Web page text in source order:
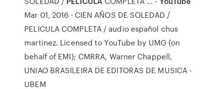
Mar 01, 2016 · CIEN AÑOS DE SOLEDAD /
PELICULA COMPLETA / audio español chus
martinez. Licensed to YouTube by UMG (on
behalf of EMI); CMRRA, Warner Chappell,
UNIAO BRASILEIRA DE EDITORAS DE MUSICA -
UBEM